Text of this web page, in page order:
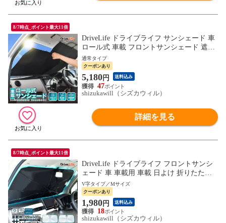
8/7時点_ポイント最大11倍
DriveLife ドライブライフ サンシェード 車
ロール式 車載 フロントサンシェード 遮光
暑さ対策 日除け 車用サンシェード 自動収
縮 SS03 1個入り
通常タイプ
クーポンあり
5,180円 送料込み
47
shizukawill（シズカウィル）
詳細を見る
8/7時点_ポイント最大11倍
DriveLife ドライブライフ フロントサンシ
ェード 車 車載用 車載 日よけ 折りたたみ
車用 ドライブライフ V字タイプ SS02 M 1
個入り
V字タイプ／Mサイズ
クーポンあり
1,980円 送料込み
18
shizukawill（シズカウィル）